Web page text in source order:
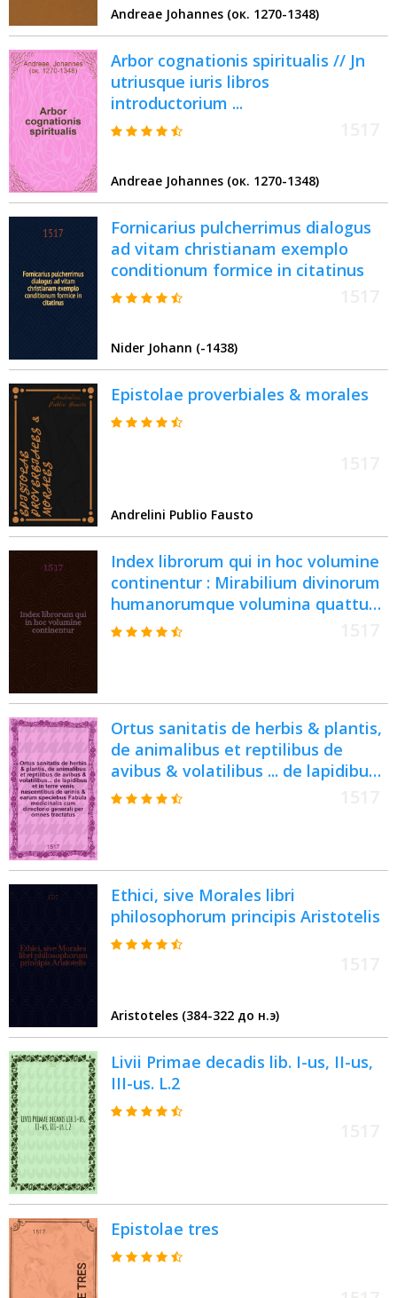
Andreae Johannes (ок. 1270-1348)
Arbor cognationis spiritualis // Jn
utriusque iuris libros
introductorium ...
Andreae Johannes (ок. 1270-1348)
Fornicarius pulcherrimus dialogus
ad vitam christianam exemplo
conditionum formice in citatinus
Nider Johann (-1438)
Epistolae proverbiales & morales
Andrelini Publio Fausto
Index librorum qui in hoc volumine
continentur : Mirabilium divinorum
humanorumque volumina quattuor
Primum videlicet de mirabilibus
de propugnaculo religionis
christianae, quartum de mirabilibus
mundi secundum Ptholomeum.
Vol.4 : Quartum volumen ;
Secu[n]dus civitatu[m] totius orbis
Ortus sanitatis de herbis & plantis,
de animalibus et reptilibus de
avibus & volatilibus ... de lapidibus
et in terre venis nascentibus de
Ethici, sive Morales libri
philosophorum principis Aristotelis
Aristoteles (384-322 до н.э)
Livii Primae decadis lib. I-us, II-us,
III-us. L.2
Epistolae tres